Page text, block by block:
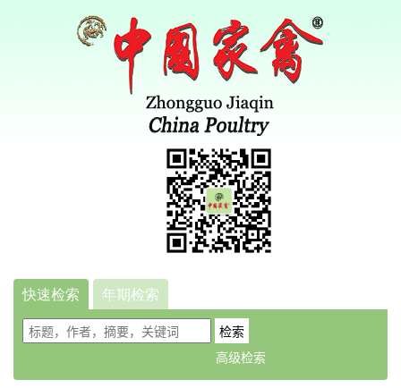
快速检索 年期检索